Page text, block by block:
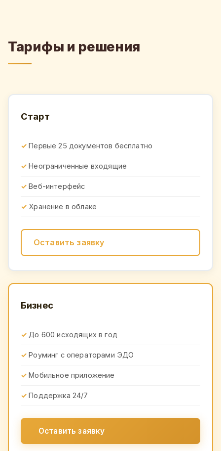
Тарифы и решения
Старт
Первые 25 документов бесплатно
Неограниченные входящие
Веб-интерфейс
Хранение в облаке
Оставить заявку
Бизнес
До 600 исходящих в год
Роуминг с операторами ЭДО
Мобильное приложение
Поддержка 24/7
Оставить заявку